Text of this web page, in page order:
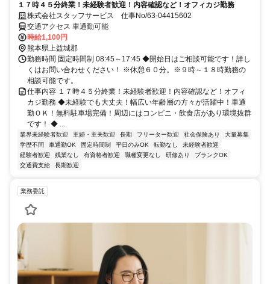
１７時４５分終業！未経験者歓迎！内容確認など！オフィカジ勤務
株式会社スタッフサービス 仕事No/63-04415602
交通アクセス 車通勤可能
時給1,100円
熊本県上益城郡
勤務時間 固定時間制 08:45～17:45 ◆開始日はご相談可能です！詳し
くはお問い合わせください！ ※休憩６０分。※９時～１８時勤務の
相談可能です。
仕事内容 １７時４５分終業！未経験者歓迎！内容確認など！オフィ
カジ勤務 ◆未経験でも大丈夫！幅広い年齢層の方々が活躍中！車通
勤ＯＫ！無料駐車場完備！周辺にはコンビニ・飲食店があり環境抜群
です！ ◆ ...
業界未経験者歓迎 主婦・主夫歓迎 長期 フリーター歓迎 社会保険あり
大量募集
学歴不問
車通勤OK 固定時間制 平日のみOK 転勤なし
未経験者歓迎
経験者歓迎
残業なし 有資格者歓迎 職種変更なし 研修あり
ブランクOK
交通費支給
長期歓迎
業務委託